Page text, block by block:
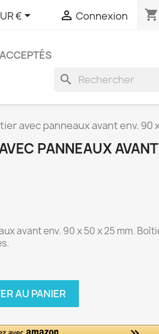
€  Connexion shopping_cart
search
avec panneaux avant env. 90
PANNEAUX
avant env. 90 x 50 x 25 mm.
AU PANIER